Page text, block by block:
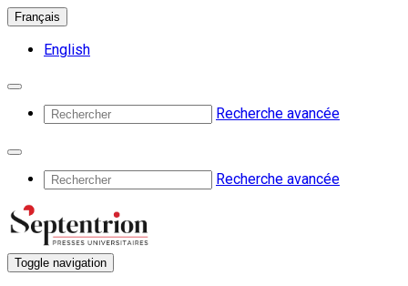
Français
English
Recherche avancée
Recherche avancée
Toggle navigation